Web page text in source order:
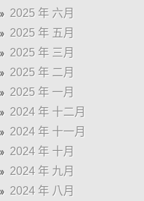
2025 年 六月
2025 年 五月
2025 年 三月
2025 年 二月
2025 年 一月
2024 年 十二月
2024 年 十一月
2024 年 十月
2024 年 九月
2024 年 八月